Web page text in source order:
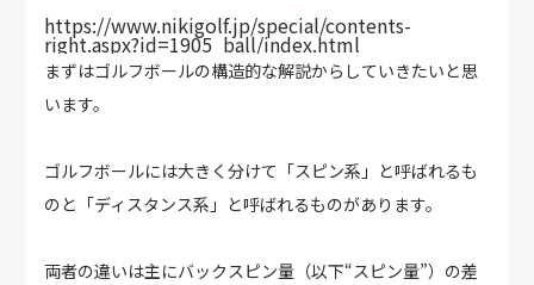
https://www.nikigolf.jp/special/contents-
right.aspx?id=1905_ball/index.html
まずはゴルフボールの構造的な解説からしていきたいと思
います。
ゴルフボールには大きく分けて「スピン系」と呼ばれるも
のと「ディスタンス系」と呼ばれるものがあります。
両者の違いは主にバックスピン量（以下“スピン量”）の差